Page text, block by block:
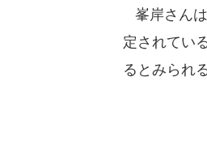
峯岸さん
定されてい
るとみられる